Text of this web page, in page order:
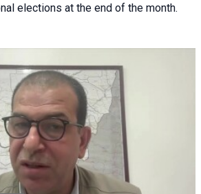
elections at the end of the month.